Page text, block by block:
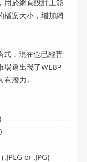
用於網頁設計上能
檔案大小，增加網
式，現在也已經普
場還出現了WEBP
潛力。
or .JPG)